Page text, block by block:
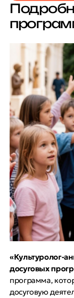
«Культуролог-
досуговых
программа,
досуговую